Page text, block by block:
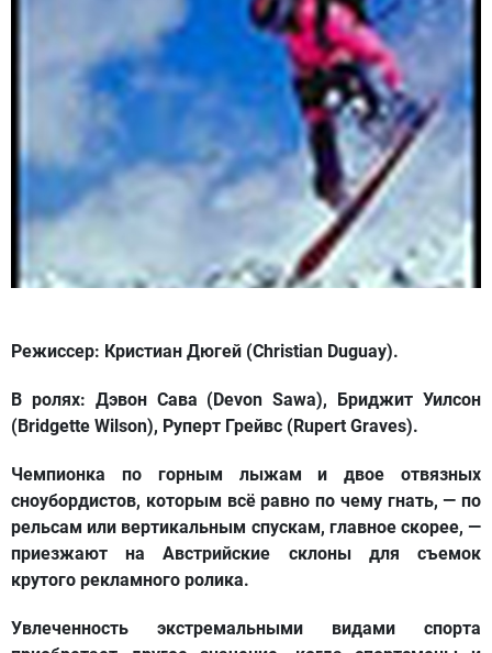
Режиссер: Кристиан Дюгей (Christian Duguay).
В ролях: Дэвон Сава (Devon Sawa), Бриджит Уилсон
(Bridgette Wilson), Руперт Грейвс (Rupert Graves).
Чемпионка по горным лыжам и двое отвязных
сноубордистов, которым всё равно по чему гнать, — по
рельсам или вертикальным спускам, главное скорее, —
приезжают на Австрийские склоны для съемок
крутого рекламного ролика.
Увлеченность экстремальными видами спорта